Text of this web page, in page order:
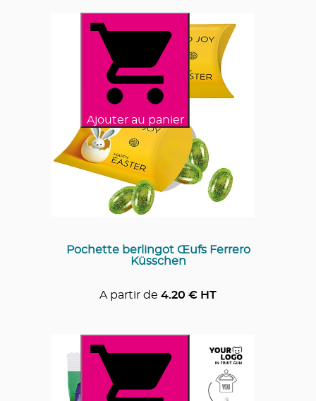
Ajouter au panier
Pochette berlingot Œufs Ferrero
Küsschen
A partir de 4.20 € HT